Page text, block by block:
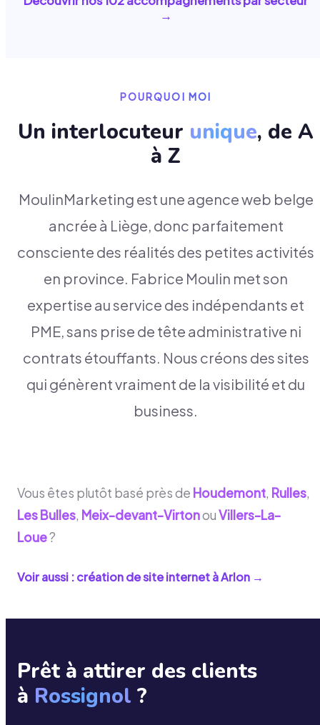
→
POURQUOI MOI
Un interlocuteur unique, de A
à Z
MoulinMarketing est une agence web belge
ancrée à Liège, donc parfaitement
consciente des réalités des petites activités
en province. Fabrice Moulin met son
expertise au service des indépendants et
PME, sans prise de tête administrative ni
contrats étouffants. Nous créons des sites
qui génèrent vraiment de la visibilité et du
business.
Vous êtes plutôt basé près de Houdemont, Rulles,
Les Bulles, Meix-devant-VirtonouVillers-La-
Loue?
Voir aussi : création de site internet àArlon →
Prêt à attirer des clients
à Rossignol ?